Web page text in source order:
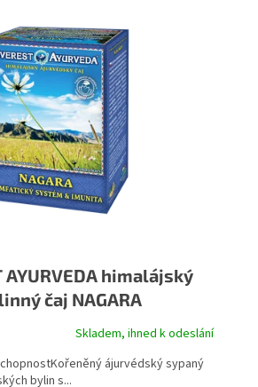
AYURVEDA himalájský
čaj NAGARA
Skladem, ihned k odeslání
ájurvédský sypaný
bylin s...